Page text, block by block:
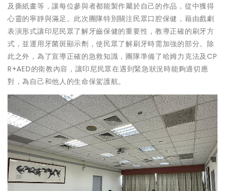
及撕紙畫等，讓每位參與者都能製作屬於自己的作品，從中獲得
心靈的寧靜與滿足。此次團隊特別關注民眾口腔保健，藉由戲劇
表演形式讓印尼民眾了解牙齒保健的重要性，教導正確的刷牙方
式，並運用牙菌斑顯示劑，使民眾了解刷牙時需加強的部分。除
此之外，為了宣導正確的急救知識，團隊準備了哈姆力克法及CP
R+AED的衛教內容，讓印尼民眾在遇到緊急狀況時能夠適切應
對，為自己和他人的生命保駕護航。